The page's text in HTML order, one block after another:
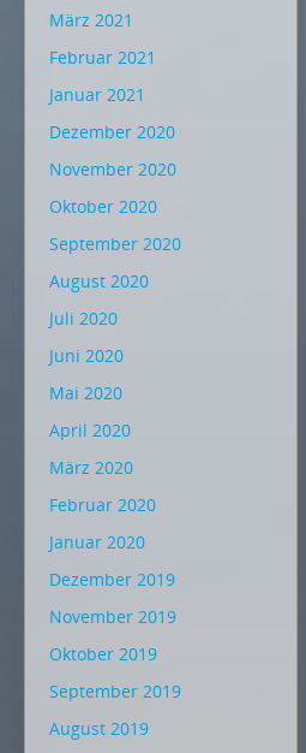
März 2021
Februar 2021
Januar 2021
Dezember 2020
November 2020
Oktober 2020
September 2020
August 2020
Juli 2020
Juni 2020
Mai 2020
April 2020
März 2020
Februar 2020
Januar 2020
Dezember 2019
November 2019
Oktober 2019
September 2019
August 2019